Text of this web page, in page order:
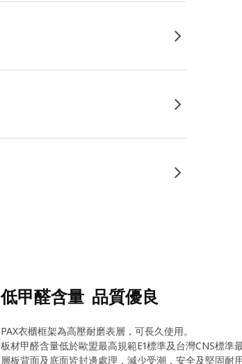
低甲醛含量 品質優良
PAX衣櫃框架為高壓耐磨表層，可長久使用。
板材甲醛含量低於歐盟最高規範E1標準及台灣CNS標準最
層板背面及底面皆封邊處理，減少受潮，安全及堅固耐用